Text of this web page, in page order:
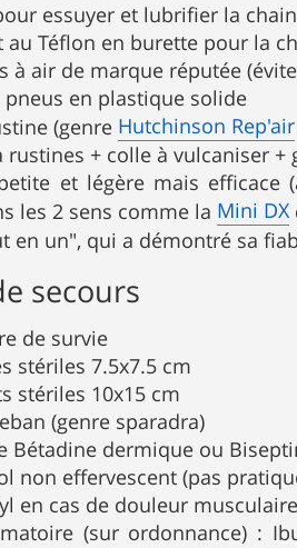
essuyer et lubrifier la
au Téflon en burette pour la
à air de marque réputée
en plastique solide
(genre Hutchinson Rep'air
rustines + colle à vulcaniser +
et légère mais efficace
les 2 sens comme la Mini DX
en un", qui a démontré sa
secours
de survie
stériles 7.5x7.5 cm
stériles 10x15 cm
(genre sparadra)
Bétadine dermique ou
non effervescent (pas
en cas de douleur
(sur ordonnance) :